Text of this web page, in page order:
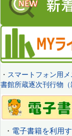
・ スマートフォン用
書館所蔵逐次刊行物
・ 電子書籍を利用